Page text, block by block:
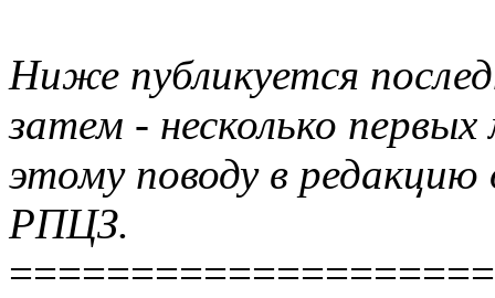
Ниже публикуется
затем - несколько
этому поводу в
РПЦЗ.